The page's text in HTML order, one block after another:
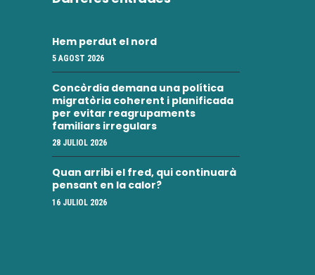
Hem perdut el nord
5 AGOST 2026
Concòrdia demana una política
migratòria coherent i planificada
per evitar reagrupaments
familiars irregulars
28 JULIOL 2026
Quan arribi el fred, qui continuarà
pensant en la calor?
16 JULIOL 2026